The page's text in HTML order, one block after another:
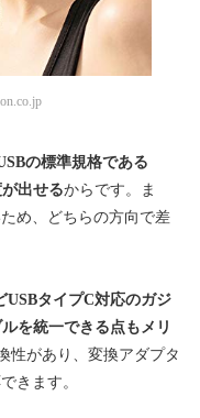
の標準規格である
出せるからです。ま
め、どちらの方向で差
USBタイプC対応のガジ
を統一できる点もメリ
性があり、変換アダプタ
きます。